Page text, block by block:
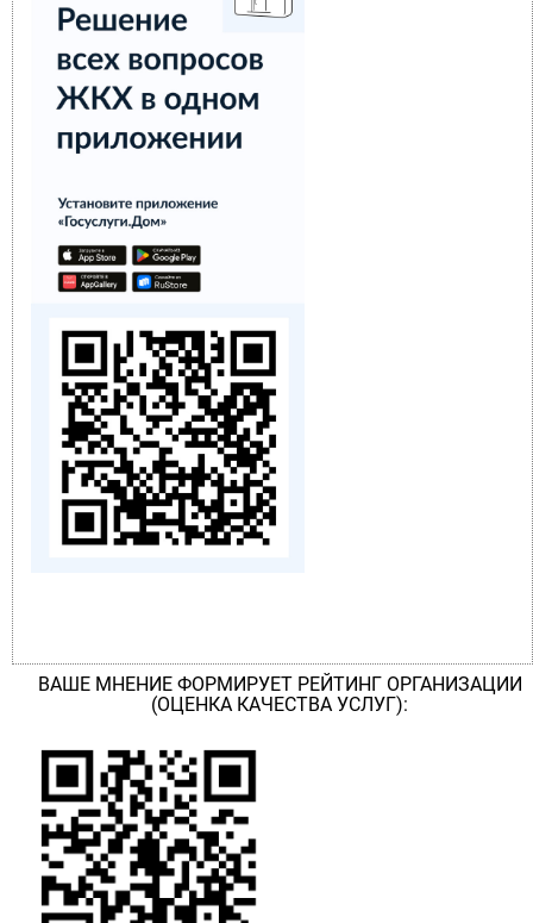
ВАШЕ МНЕНИЕ ФОРМИРУЕТ РЕЙТИНГ ОРГАНИЗАЦИИ
(ОЦЕНКА КАЧЕСТВА УСЛУГ):